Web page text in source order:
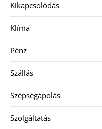
Kikapcsolódás
Klíma
Pénz
Szállás
Szépségápolás
Szolgáltatás